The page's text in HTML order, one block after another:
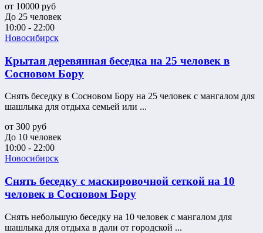
от 10000 руб
До 25 человек
10:00 - 22:00
Новосибирск
Крытая деревянная беседка на 25 человек в
Сосновом Бору
Снять беседку в Сосновом Бору на 25 человек с мангалом для
шашлыка для отдыха семьей или ...
от 300 руб
До 10 человек
10:00 - 22:00
Новосибирск
Снять беседку с маскировочной сеткой на 10
человек в Сосновом Бору
Снять небольшую беседку на 10 человек с мангалом для
шашлыка для отдыха в дали от городской ...